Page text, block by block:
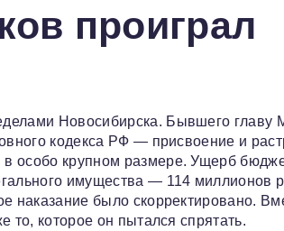
проиграл
Новосибирска. Бывшего главу
кодекса РФ — присвоение и
особо крупном размере. Ущерб
имущества — 114 миллионов
наказание было скорректировано.
то, которое он пытался спрятать.